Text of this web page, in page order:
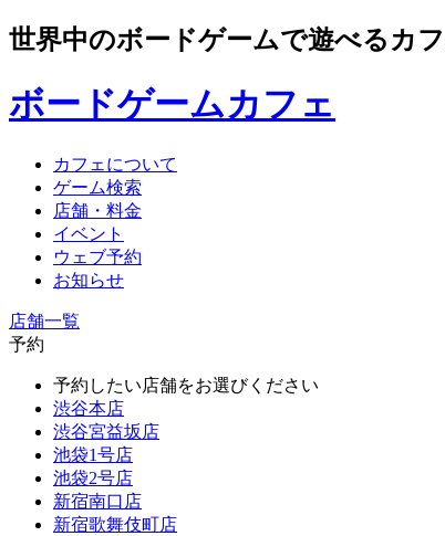
世界中のボードゲームで遊べるカ
ボードゲームカフェ
カフェについて
ゲーム検索
店舗・料金
イベント
ウェブ予約
お知らせ
店舗一覧
予約
予約したい店舗をお選びください
渋谷本店
渋谷宮益坂店
池袋1号店
池袋2号店
新宿南口店
新宿歌舞伎町店